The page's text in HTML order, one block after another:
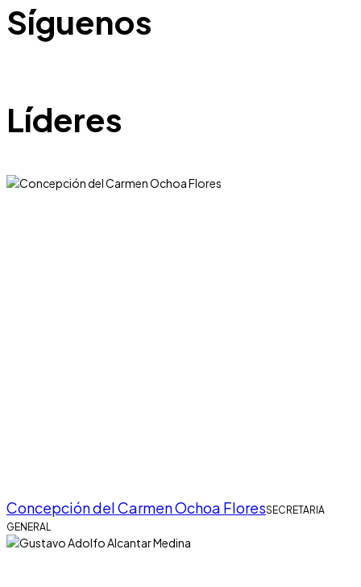
Síguenos
Líderes
Concepción del Carmen Ochoa FloresSECRETARIA
GENERAL